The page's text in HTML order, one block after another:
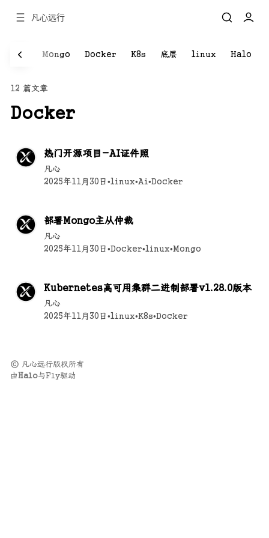
凡心远行
Ai Mongo Docker K8s 底层 linux Halo
12 篇文章
Docker
热门开源项目-AI证件照
凡心
2025年11月30日•linux•Ai•Docker
部署Mongo主从仲裁
凡心
2025年11月30日•Docker•linux•Mongo
Kubernetes高可用集群二进制部署v1.28.0版本
凡心
2025年11月30日•linux•K8s•Docker
凡心远行版权所有
由Halo与Fly驱动